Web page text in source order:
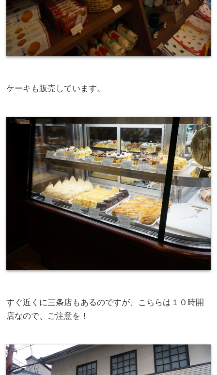
ケーキも販売しています。
すぐ近くに三条店もあるのですが、こちらは１０時開
店なので、ご注意を！